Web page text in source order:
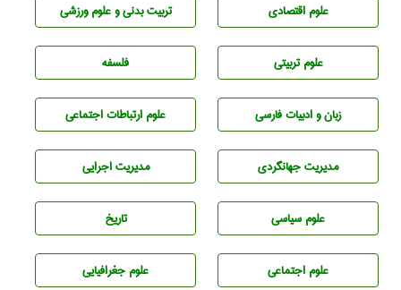
علوم اقتصادی تربيت بدنی و علوم ورزشی
علوم تربيتی فلسفه
زبان و ادبيات فارسی علوم ارتباطات اجتماعی
مديريت جهانگردی مديريت اجرايی
علوم سياسی تاريخ
علوم اجتماعی علوم جغرافيايی